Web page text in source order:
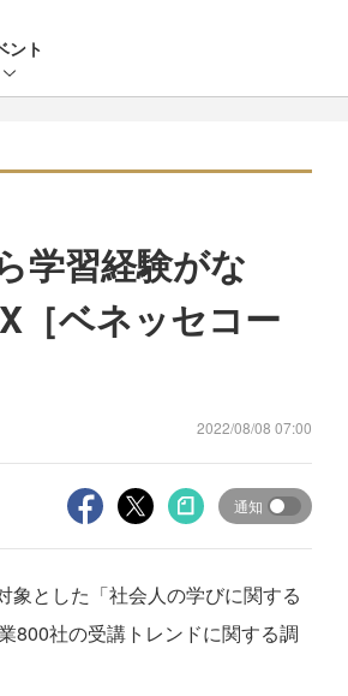
ント
学習経験がな
［ベネッセコー
2022/08/08 07:00
通知
とした「社会人の学びに関する
800社の受講トレンドに関する調